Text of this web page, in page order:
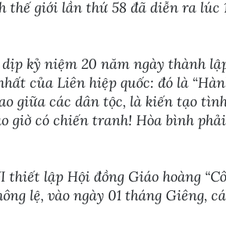
thế giới lần thứ 58 đã diễn ra lúc
kỷ niệm 20 năm ngày thành
của Liên hiệp quốc: đó là
giữa các dân tộc, là kiến tạo
giờ có chiến tranh! Hòa bình
lập Hội đồng Giáo hoàng
lệ, vào ngày 01 tháng Giêng,